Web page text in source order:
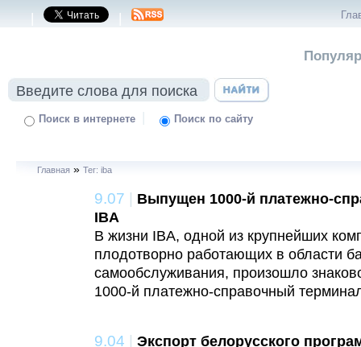
| |
Поиск в интернете | Поиск по сайту
Главная » Тег: iba
9.07 | Выпущен 1000-й платежно-
IBA
В жизни IBA, одной из крупнейших
плодотворно работающих в области
самообслуживания, произошло
1000-й платежно-справочный
9.04 | Экспорт белорусского